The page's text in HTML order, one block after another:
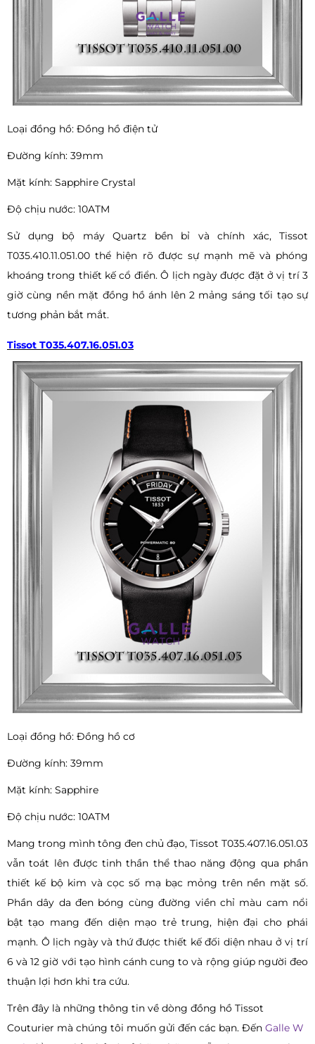
Loại đồng hồ: Đồng hồ điện tử
Đường kính: 39mm
Mặt kính: Sapphire Crystal
Độ chịu nước: 10ATM
Sử dụng bộ máy Quartz bền bỉ và chính xác, Tissot
T035.410.11.051.00 thể hiện rõ được sự mạnh mẽ và phóng
khoáng trong thiết kế cổ điển. Ô lịch ngày được đặt ở vị trí 3
giờ cùng nền mặt đồng hồ ánh lên 2 mảng sáng tối tạo sự
tương phản bắt mắt.
Tissot T035.407.16.051.03
Loại đồng hồ: Đồng hồ cơ
Đường kính: 39mm
Mặt kính: Sapphire
Độ chịu nước: 10ATM
Mang trong mình tông đen chủ đạo, Tissot T035.407.16.051.03
vẫn toát lên được tinh thần thể thao năng động qua phần
thiết kế bộ kim và cọc số mạ bạc mỏng trên nền mặt số.
Phần dây da đen bóng cùng đường viền chỉ màu cam nổi
bật tạo mang đến diện mạo trẻ trung, hiện đại cho phái
mạnh. Ô lịch ngày và thứ được thiết kế đối diện nhau ở vị trí
6 và 12 giờ với tạo hình cánh cung to và rộng giúp người đeo
thuận lợi hơn khi tra cứu.
Trên đây là những thông tin về dòng đồng hồ Tissot
Couturier mà chúng tôi muốn gửi đến các bạn. Đến Galle W